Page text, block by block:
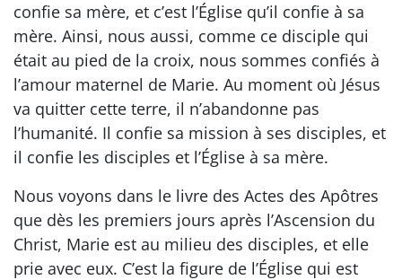
confie sa mère, et c’est l’Église qu’il confie à sa
mère. Ainsi, nous aussi, comme ce disciple qui
était au pied de la croix, nous sommes confiés à
l’amour maternel de Marie. Au moment où Jésus
va quitter cette terre, il n’abandonne pas
l’humanité. Il confie sa mission à ses disciples, et
il confie les disciples et l’Église à sa mère.
Nous voyons dans le livre des Actes des Apôtres
que dès les premiers jours après l’Ascension du
Christ, Marie est au milieu des disciples, et elle
prie avec eux. C’est la figure de l’Église qui est